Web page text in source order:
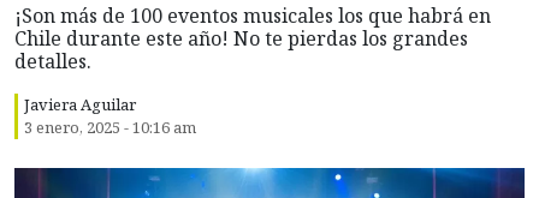
¡Son más de 100 eventos musicales los que habrá en
Chile durante este año! No te pierdas los grandes
detalles.
Javiera Aguilar
3 enero, 2025 - 10:16 am